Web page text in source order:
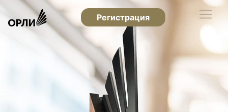
Регистрация